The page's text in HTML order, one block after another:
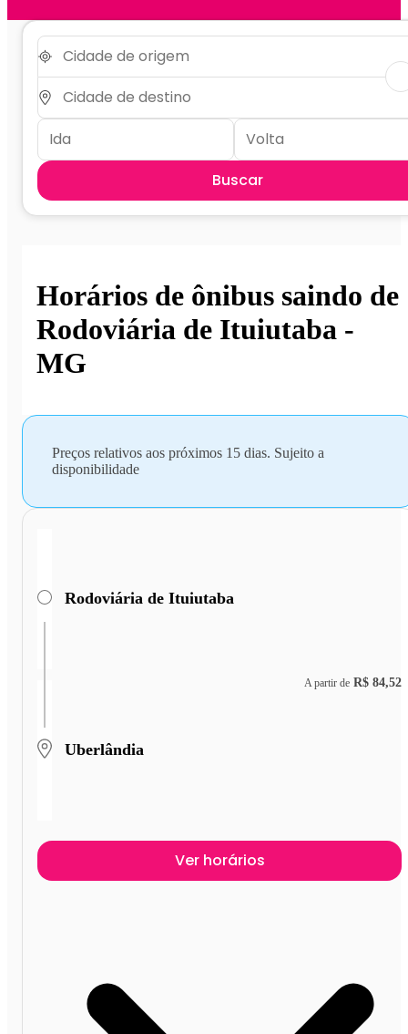
Buscar
Horários de ônibus saindo de
Rodoviária de Ituiutaba -
MG
Preços relativos aos próximos 15 dias. Sujeito a
disponibilidade
Rodoviária de Ituiutaba
Uberlândia
A partir de R$ 84,52
Ver horários